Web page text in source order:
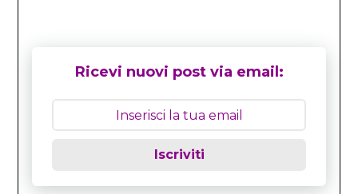
Ricevi nuovi post via email:
Iscriviti